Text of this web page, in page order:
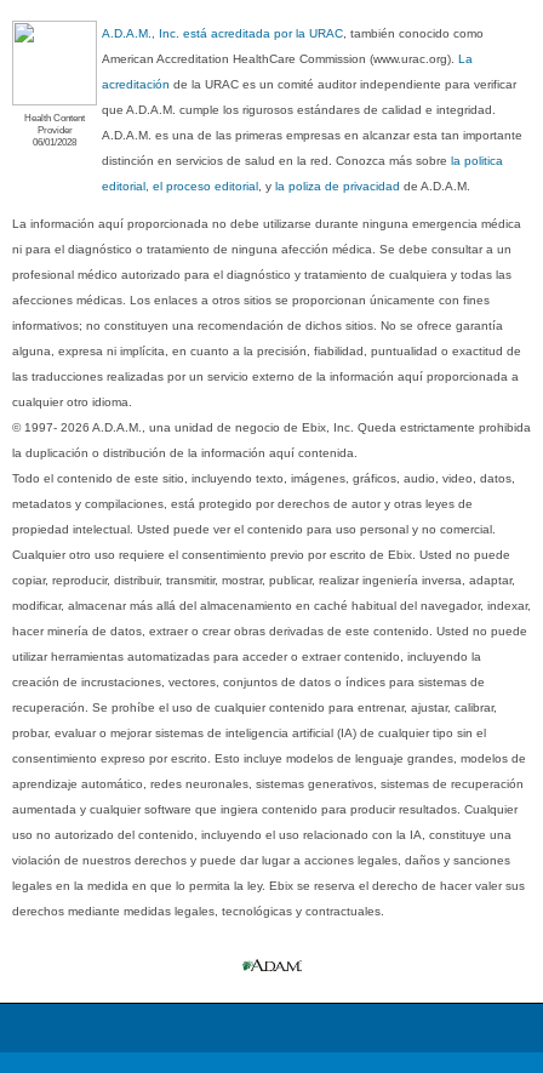
Health Content
Provider
06/01/2028
A.D.A.M., Inc. está acreditada por la URAC , también conocido como
American Accreditation HealthCare Commission (www.urac.org).La
acreditación de la URAC es un comité auditor independiente para verificar
que A.D.A.M. cumple los rigurosos estándares de calidad e integridad.
A.D.A.M. es una de las primeras empresas en alcanzar esta tan importante
distinción en servicios de salud en la red. Conozca más sobrela politica
editorial, el proceso editorial , yla poliza de privacidad de A.D.A.M.
La información aquí proporcionada no debe utilizarse durante ninguna emergencia médica
ni para el diagnóstico o tratamiento de ninguna afección médica. Se debe consultar a un
profesional médico autorizado para el diagnóstico y tratamiento de cualquiera y todas las
afecciones médicas. Los enlaces a otros sitios se proporcionan únicamente con fines
informativos; no constituyen una recomendación de dichos sitios. No se ofrece garantía
alguna, expresa ni implícita, en cuanto a la precisión, fiabilidad, puntualidad o exactitud de
las traducciones realizadas por un servicio externo de la información aquí proporcionada a
cualquier otro idioma.
© 1997- 2026 A.D.A.M., una unidad de negocio de Ebix, Inc. Queda estrictamente prohibida
la duplicación o distribución de la información aquí contenida.
Todo el contenido de este sitio, incluyendo texto, imágenes, gráficos, audio, video, datos,
metadatos y compilaciones, está protegido por derechos de autor y otras leyes de
propiedad intelectual. Usted puede ver el contenido para uso personal y no comercial.
Cualquier otro uso requiere el consentimiento previo por escrito de Ebix. Usted no puede
copiar, reproducir, distribuir, transmitir, mostrar, publicar, realizar ingeniería inversa, adaptar,
modificar, almacenar más allá del almacenamiento en caché habitual del navegador, indexar,
hacer minería de datos, extraer o crear obras derivadas de este contenido. Usted no puede
utilizar herramientas automatizadas para acceder o extraer contenido, incluyendo la
creación de incrustaciones, vectores, conjuntos de datos o índices para sistemas de
recuperación. Se prohíbe el uso de cualquier contenido para entrenar, ajustar, calibrar,
probar, evaluar o mejorar sistemas de inteligencia artificial (IA) de cualquier tipo sin el
consentimiento expreso por escrito. Esto incluye modelos de lenguaje grandes, modelos de
aprendizaje automático, redes neuronales, sistemas generativos, sistemas de recuperación
aumentada y cualquier software que ingiera contenido para producir resultados. Cualquier
uso no autorizado del contenido, incluyendo el uso relacionado con la IA, constituye una
violación de nuestros derechos y puede dar lugar a acciones legales, daños y sanciones
legales en la medida en que lo permita la ley. Ebix se reserva el derecho de hacer valer sus
derechos mediante medidas legales, tecnológicas y contractuales.